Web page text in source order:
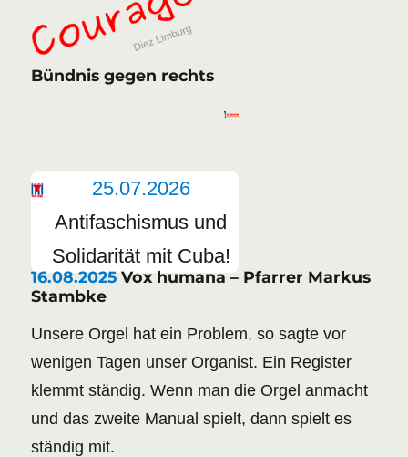
Bündnis gegen rechts
25.07.2026
Antifaschismus und
Solidarität mit Cuba!
16.08.2025 Vox humana – Pfarrer Markus
Stambke
Unsere Orgel hat ein Problem, so sagte vor
wenigen Tagen unser Organist. Ein Register
klemmt ständig. Wenn man die Orgel anmacht
und das zweite Manual spielt, dann spielt es
ständig mit.